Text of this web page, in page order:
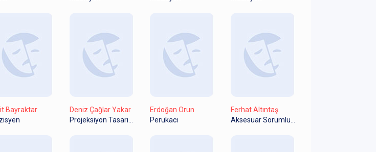
Bayraktar
Deniz Çağlar Yakar
Erdoğan Orun
Perukacı
Ferhat Altıntaş